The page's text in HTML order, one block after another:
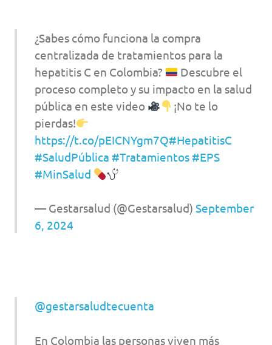
¿Sabes cómo funciona la compra
centralizada de tratamientos para la
hepatitis C en Colombia?
Descubre el
proceso completo y su impacto en la salud
pública en este video
¡No te lo
pierdas!
https://t.co/pEICNYgm7Q#HepatitisC
#SaludPública #Tratamientos #EPS
#MinSalud
— Gestarsalud (@Gestarsalud) September
6, 2024
@gestarsaludtecuenta
En Colombia las personas viven más